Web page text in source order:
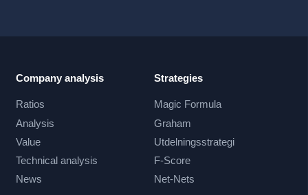
Company analysis
Ratios
Analysis
Value
Technical analysis
News
Strategies
Magic Formula
Graham
Utdelningsstrategi
F-Score
Net-Nets